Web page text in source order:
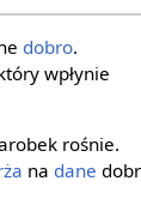
dobro.
wpłynie
rośnie.
na dane